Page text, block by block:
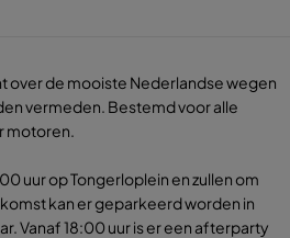
over de mooiste Nederlandse wegen
vermeden. Bestemd voor alle
motoren.
uur op Tongerloplein en zullen om
kan er geparkeerd worden in
Vanaf 18:00 uur is er een afterparty